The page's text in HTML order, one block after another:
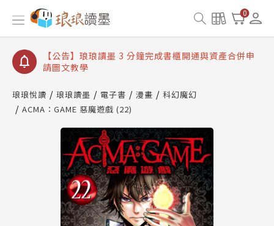
0
【公告】琅琅讀墨數位閱讀資產合併與書櫃開通申請
【公告】琅琅讀墨書櫃開通常見問題
【公告】琅琅讀墨 3 分鐘完成書櫃開通與資產合併申
請圖文教學
查詢
【公告】琅琅讀墨數位閱讀資產合併與書櫃開通申請
琅琅悅讀 琅琅讀墨 電子書 漫畫
科幻魔幻
ACMA：GAME 惡魔遊戲 (22)